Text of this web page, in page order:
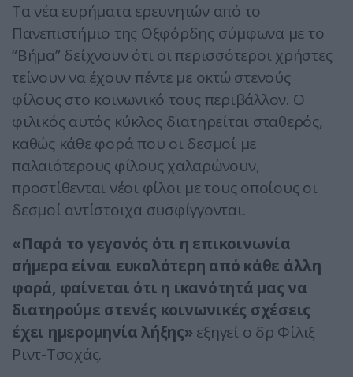
Τα νέα ευρήματα ερευνητών από το
Πανεπιστήμιο της Οξφόρδης σύμφωνα με το
“Βήμα” δείχνουν ότι οι περισσότεροι χρήστες
τείνουν να έχουν πέντε με οκτώ στενούς
φίλους στο κοινωνικό τους περιβάλλον. Ο
φιλικός αυτός κύκλος διατηρείται σταθερός,
καθώς κάθε φορά που οι δεσμοί με
παλαιότερους φίλους χαλαρώνουν,
προστίθενται νέοι φίλοι με τους οποίους οι
δεσμοί αντίστοιχα συσφίγγονται.
«Παρά το γεγονός ότι η επικοινωνία
σήμερα είναι ευκολότερη από κάθε άλλη
φορά, φαίνεται ότι η ικανότητά μας να
διατηρούμε στενές κοινωνικές σχέσεις
έχει ημερομηνία λήξης» εξηγεί ο δρ Φίλιξ
Ριντ-Τσοχάς.